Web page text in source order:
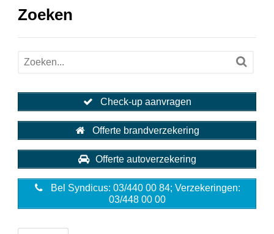
Zoeken
Check-up aanvragen
Offerte brandverzekering
Offerte autoverzekering
Bel Syndicus: 03/440 00 84; Verzekeringen:
03/448 00 00